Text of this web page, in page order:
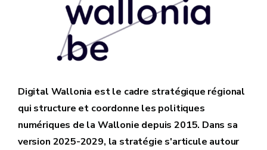
Digital Wallonia est le cadre stratégique régional
qui structure et coordonne les politiques
numériques de la Wallonie depuis 2015. Dans sa
version 2025-2029, la stratégie s'articule autour